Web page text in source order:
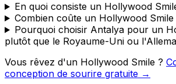
En quoi consiste un Hollywood
Combien coûte un Hollywood
Pourquoi choisir Antalya pour un
plutôt que le Royaume-Uni ou
Vous rêvez d'un Hollywood Smile ?
conception de sourire gratuite →